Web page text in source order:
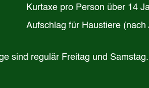
Kurtaxe pro Person
Aufschlag für
sind regulär Freitag und